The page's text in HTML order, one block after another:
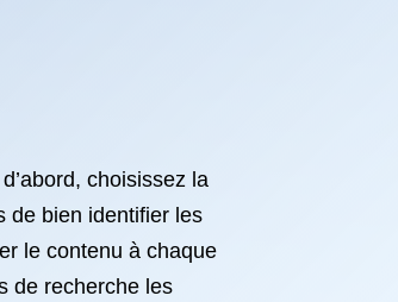
choisissez la
de bien identifier les
le contenu à chaque
de recherche les